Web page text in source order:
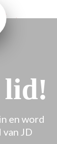
en word
JD